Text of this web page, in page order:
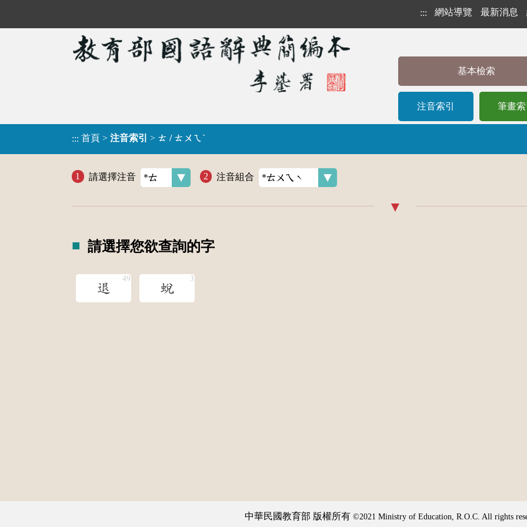
::: 網站導覽 最新消息
基本檢索
注音索引 筆畫索
::: 首頁 > 注音索引 > ㄊ / ㄊㄨㄟˋ
請選擇注音 注音組合
請選擇您欲查詢的字
退 蛻
中華民國教育部 版權所有 ©2021 Ministry of Education, R.O.C. All rights